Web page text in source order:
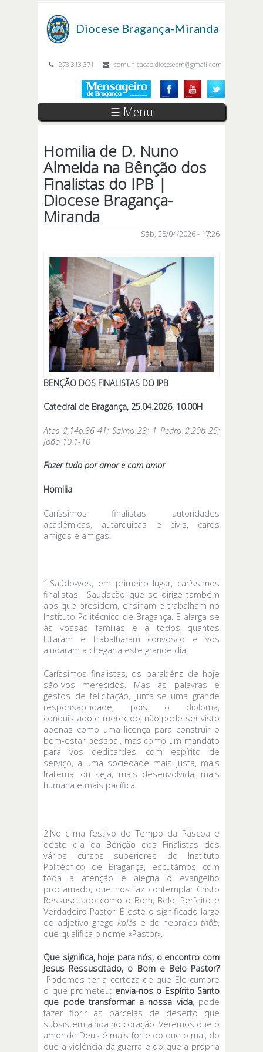
Diocese Bragança-Miranda
273 313 371 comunicacao.diocesebm@gmail.com
☰ Menu
Homilia de D. Nuno
Almeida na Bênção dos
Finalistas do IPB |
Diocese Bragança-
Miranda
Sáb, 25/04/2026 - 17:26
BENÇÃO DOS FINALISTAS DO IPB
Catedral de Bragança, 25.04.2026, 10.00H
Atos 2,14a.36-41; Salmo 23; 1 Pedro 2,20b-25;
João 10,1-10
Fazer tudo por amor e com amor
Homilia
Caríssimos finalistas, autoridades
académicas, autárquicas e civis, caros
amigos e amigas!
1.Saúdo-vos, em primeiro lugar, caríssimos
finalistas! Saudação que se dirige também
aos que presidem, ensinam e trabalham no
Instituto Politécnico de Bragança. E alarga-se
às vossas famílias e a todos quantos
lutaram e trabalharam convosco e vos
ajudaram a chegar a este grande dia.
Caríssimos finalistas, os parabéns de hoje
são-vos merecidos. Mas às palavras e
gestos de felicitação, junta-se uma grande
responsabilidade, pois o diploma,
conquistado e merecido, não pode ser visto
apenas como uma licença para construir o
bem-estar pessoal, mas como um mandato
para vos dedicardes, com espírito de
serviço, a uma sociedade mais justa, mais
fraterna, ou seja, mais desenvolvida, mais
humana e mais pacífica!
2.No clima festivo do Tempo da Páscoa e
deste dia da Bênção dos Finalistas dos
vários cursos superiores do Instituto
Politécnico de Bragança, escutámos com
toda a atenção e alegria o evangelho
proclamado, que nos faz contemplar Cristo
Ressuscitado como o Bom, Belo, Perfeito e
Verdadeiro Pastor. É este o significado largo
do adjetivo gregokalós e do hebraicothôb,
que qualifica o nome «Pastor».
Que significa, hoje para nós, o encontro com
Jesus Ressuscitado, o Bom e Belo Pastor?
Podemos ter a certeza de que Ele cumpre
o que prometeu: envia-nos o Espírito Santo
que pode transformar a nossa vida, pode
fazer florir as parcelas de deserto que
subsistem ainda no coração. Veremos que o
amor de Deus é mais forte do que o mal, do
que a violência da guerra e do que a própria